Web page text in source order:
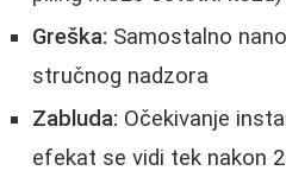
Greška: Samostalno
stručnog nadzora
Zabluda: Očekivanje
efekat se vidi tek nakon